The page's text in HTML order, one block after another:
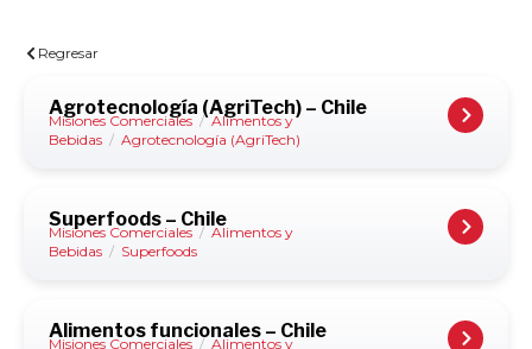
Regresar
Agrotecnología (AgriTech) – Chile
Misiones Comerciales / Alimentos y
Bebidas / Agrotecnología (AgriTech)
Superfoods – Chile
Misiones Comerciales / Alimentos y
Bebidas / Superfoods
Alimentos funcionales – Chile
Misiones Comerciales / Alimentos y